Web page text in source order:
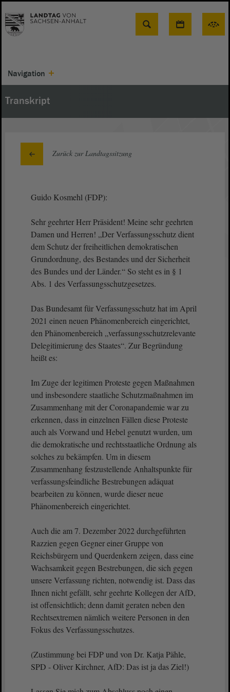
Suche
Navigation
Transkript
Zurück zur Landtagssitzung
Guido Kosmehl (FDP):
Sehr geehrter Herr Präsident! Meine sehr geehrten
Damen und Herren! „Der Verfassungsschutz dient
dem Schutz der freiheitlichen demokratischen
Grundordnung, des Bestandes und der Sicherheit
des Bundes und der Länder.“ So steht es in § 1
Abs. 1 des Verfassungsschutzgesetzes.
Das Bundesamt für Verfassungsschutz hat im April
2021 einen neuen Phänomenbereich eingerichtet,
den Phänomenbereich „verfassungsschutzrelevante
Delegitimierung des Staates“. Zur Begründung
heißt es:
Im Zuge der legitimen Proteste gegen Maßnahmen
und insbesondere staatliche Schutzmaßnahmen im
Zusammenhang mit der Coronapandemie war zu
erkennen, dass in einzelnen Fällen diese Proteste
auch als Vorwand und Hebel genutzt wurden, um
die demokratische und rechtsstaatliche Ordnung als
solches zu bekämpfen. Um in diesem
Zusammenhang festzustellende Anhaltspunkte für
verfassungsfeindliche Bestrebungen adäquat
bearbeiten zu können, wurde dieser neue
Phänomenbereich eingerichtet.
Auch die am 7. Dezember 2022 durchgeführten
Razzien gegen Gegner einer Gruppe von
Reichsbürgern und Querdenkern zeigen, dass eine
Wachsamkeit gegen Bestrebungen, die sich gegen
unsere Verfassung richten, notwendig ist. Dass das
Ihnen nicht gefällt, sehr geehrte Kollegen der AfD,
ist offensichtlich; denn damit geraten neben den
Rechtsextremen nämlich weitere Personen in den
Fokus des Verfassungsschutzes.
(Zustimmung bei FDP und von Dr. Katja Pähle,
SPD - Oliver Kirchner, AfD: Das ist ja das Ziel!)